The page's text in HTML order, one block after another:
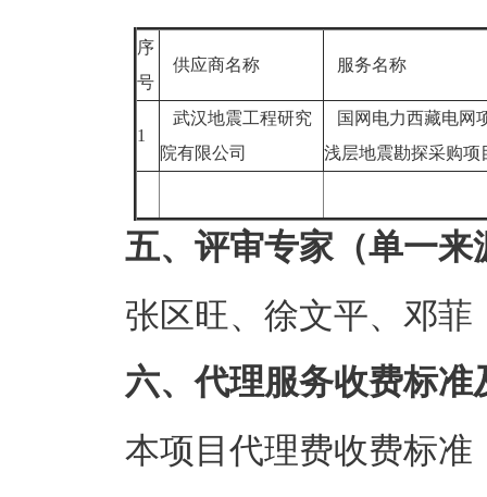
序
号
供应商名称 服务名称
1
武汉地震工程研究
院有限公司
国网电力西藏电网
浅层地震勘探采购
五、评审专家（单一
张区旺、徐文平、邓菲
六、代理服务收费标准
本项目代理费收费标准